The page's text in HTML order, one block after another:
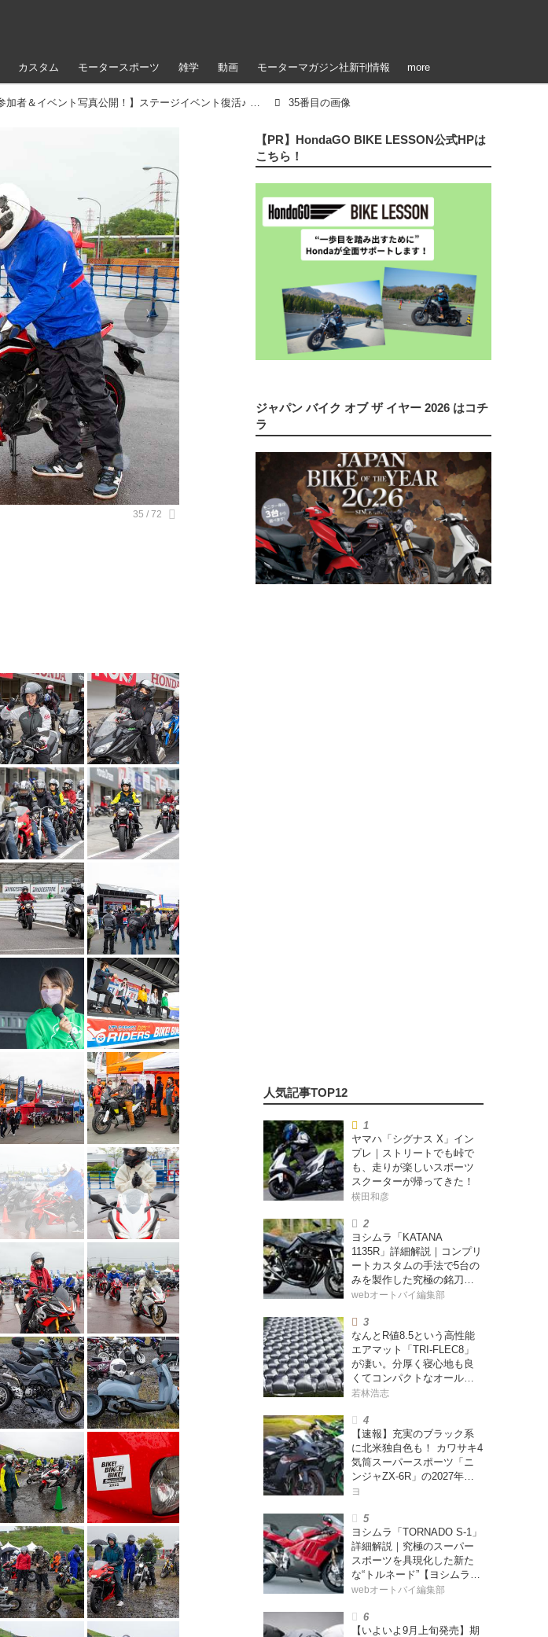
カスタム モータースポーツ 雑学 動画 モーターマガジン社新刊情報 more
「【参加者＆イベント写真公開！】ステージイベント復活♪ 雨のアップガレージライダースBIKE!BIKE!BIKE2022（梅本まどか）」のアルバム 35番目の画像
【PR】HondaGO BIKE LESSON公式HPは
こちら！
ジャパン バイク オブ ザ イヤー 2026 はコチ
ラ
ヤマハ「シグナス X」イン
プレ｜ストリートでも峠で
も、走りが楽しいスポーツ
スクーターが帰ってきた！
横田和彦
ヨシムラ「KATANA
1135R」詳細解説｜コンプリ
ートカスタムの手法で5台の
みを製作した究極の銘刀
【ヨシムラ伝】
webオートバイ編集部
なんとR値8.5という高性能
エアマット「TRI-FLEC8」
が凄い。分厚く寝心地も良
くてコンパクトなオールシ
ーズン対応マットを試して
ー・カブカブ・ダイアリー
ズ Vol.385〉
若林浩志
【速報】充実のブラック系
に北米独自色も！ カワサキ4
気筒スーパースポーツ「ニ
ンジャZX-6R」の2027年モ
デルを発表、2気筒ニンジャ
ヨ
ヨシムラ「TORNADO S-1」
詳細解説｜究極のスーパー
スポーツを具現化した新た
な“トルネード”【ヨシムラ
伝】
webオートバイ編集部
【いよいよ9月上旬発売】期